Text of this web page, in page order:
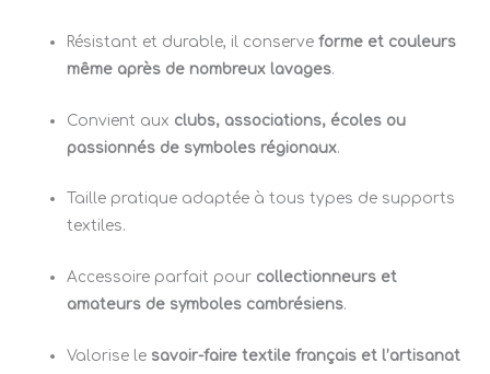
Résistant et durable, il conserveforme et couleurs
même après de nombreux lavages.
Convient aux clubs, associations, écoles ou
passionnés de symboles régionaux.
Taille pratique adaptée à tous types de supports
textiles.
Accessoire parfait pour collectionneurs et
amateurs de symboles cambrésiens.
Valorise le savoir-faire textile français et l’artisanat